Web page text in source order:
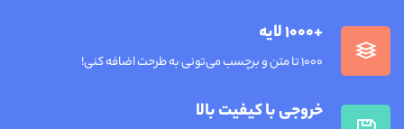
+1000 لایه
1000 تا متن و برچسب می‌تونی به طرحت اضافه کنی!
خروجی با کیفیت بالا